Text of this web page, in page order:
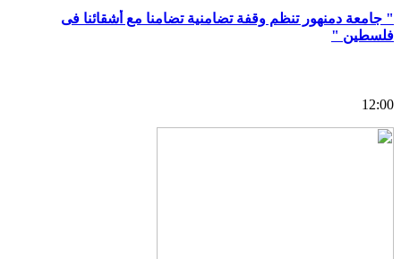
" جامعة دمنهور تنظم وقفة تضامنية تضامنا مع أشقائنا فى
فلسطين "
12:00